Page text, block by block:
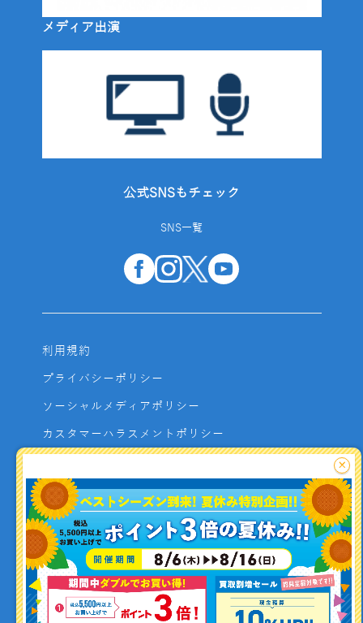
釣り情報を
投稿する
メディア出演
公式SNSもチェック
SNS一覧
利用規約
プライバシーポリシー
ソーシャルメディアポリシー
カスタマーハラスメントポリシー
よくあるご質問
お問い合わせ
利用者資金の保全方法
×